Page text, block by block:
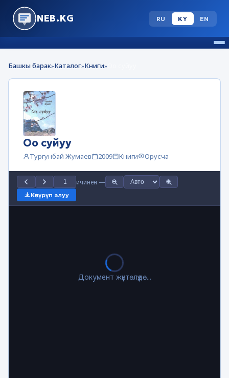
NEB.KG RU KY EN
Башкы барак»Каталог»Книги»
Оо суйуу
Тургунбай Жумаев 2009 Книги Орусча
ичинен —
Көчүрүп алуу
Документ жүктөлүүдө...